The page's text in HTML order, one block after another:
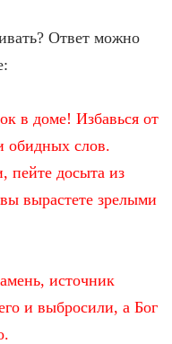
Ответ можно
в доме! Избавься от
обидных слов.
пейте досыта из
вырастете зрелыми
источник
и выбросили, а Бог